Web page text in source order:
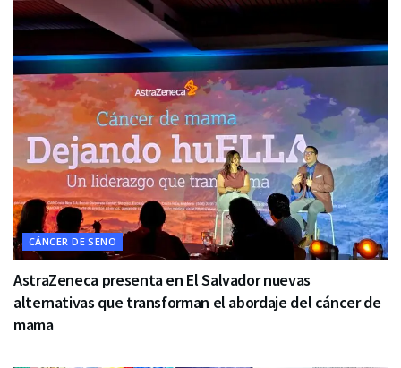
CÁNCER DE SENO
AstraZeneca presenta en El Salvador nuevas
alternativas que transforman el abordaje del cáncer de
mama